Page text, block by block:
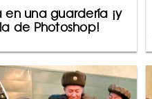
en una guardería ¡y
de Photoshop!